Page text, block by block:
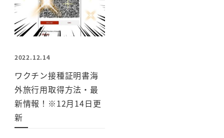
2022.12.14
ワクチン接種証明書海
外旅行用取得方法・最
新情報！※12月14日更
新